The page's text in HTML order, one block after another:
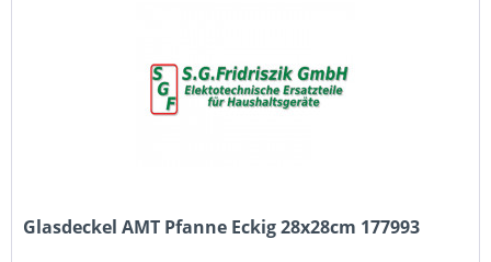
Glasdeckel AMT Pfanne Eckig 28x28cm 177993